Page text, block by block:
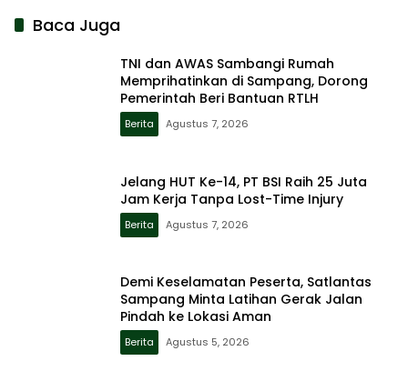
Baca Juga
TNI dan AWAS Sambangi Rumah
Memprihatinkan di Sampang, Dorong
Pemerintah Beri Bantuan RTLH
Berita Agustus 7, 2026
Jelang HUT Ke-14, PT BSI Raih 25 Juta
Jam Kerja Tanpa Lost-Time Injury
Berita Agustus 7, 2026
Demi Keselamatan Peserta, Satlantas
Sampang Minta Latihan Gerak Jalan
Pindah ke Lokasi Aman
Berita Agustus 5, 2026